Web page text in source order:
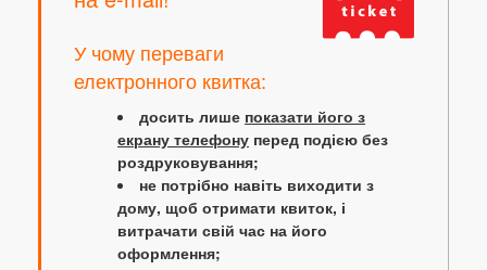
У чому переваги
електронного квитка:
досить лише показати його з
екрану телефону перед подією без
роздруковування;
не потрібно навіть виходити з
дому, щоб отримати квиток, і
витрачати свій час на його
оформлення;